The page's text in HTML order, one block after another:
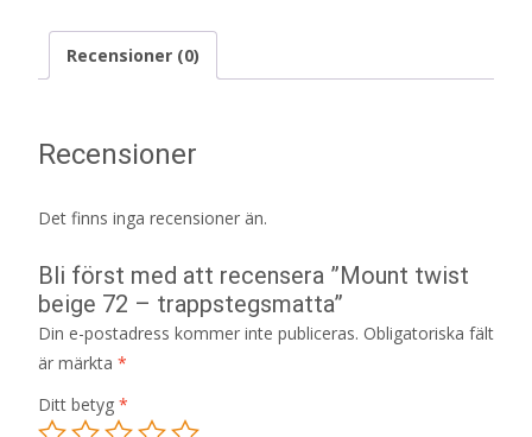
Recensioner (0)
Recensioner
Det finns inga recensioner än.
Bli först med att recensera ”Mount twist
beige 72 – trappstegsmatta”
Din e-postadress kommer inte publiceras. Obligatoriska fält
är märkta *
Ditt betyg *